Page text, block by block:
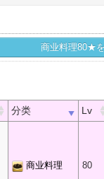
商业料理80★
分类 Lv
商业料理 80